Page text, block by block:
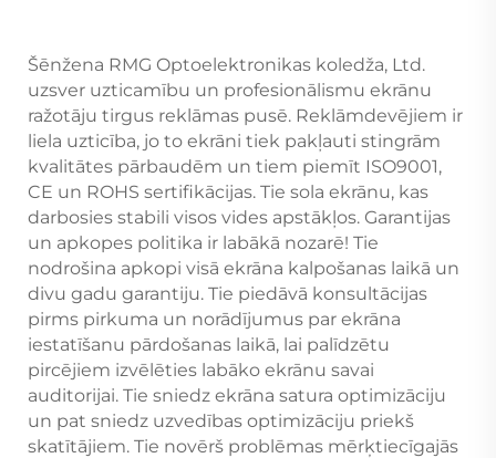
Šēnžena RMG Optoelektronikas koledža, Ltd.
uzsver uzticamību un profesionālismu ekrānu
ražotāju tirgus reklāmas pusē. Reklāmdevējiem ir
liela uzticība, jo to ekrāni tiek pakļauti stingrām
kvalitātes pārbaudēm un tiem piemīt ISO9001,
CE un ROHS sertifikācijas. Tie sola ekrānu, kas
darbosies stabili visos vides apstākļos. Garantijas
un apkopes politika ir labākā nozarē! Tie
nodrošina apkopi visā ekrāna kalpošanas laikā un
divu gadu garantiju. Tie piedāvā konsultācijas
pirms pirkuma un norādījumus par ekrāna
iestatīšanu pārdošanas laikā, lai palīdzētu
pircējiem izvēlēties labāko ekrānu savai
auditorijai. Tie sniedz ekrāna satura optimizāciju
un pat sniedz uzvedības optimizāciju priekš
skatītājiem. Tie novērš problēmas mērķtiecīgajās